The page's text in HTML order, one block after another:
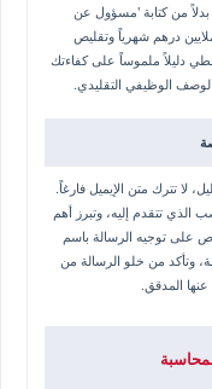
من كتابة 'مسؤول عن
الدائنة'، اكتب 'إدارة حسابات دائنة بقيمة 5 ملايين درهم شهرياً وتقليص
كمي يعطي دليلاً ملموساً على كفاءتك
الوظيفي التقليدي.
لا تترك متن الإيميل فارغاً.
الذي تتقدم إليه، وتبرز أهم
على توجيه الرسالة باسم
وتأكد من خلو الرسالة من
المدقق.